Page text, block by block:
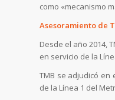
como «mecanismo
Asesoramiento de
Desde el año 2014,
en servicio de la
TMB se adjudicó en
de la Línea 1 del